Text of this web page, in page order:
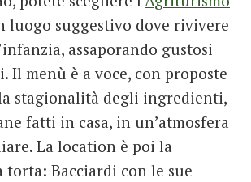
luogo suggestivo dove rivivere
assaporando gustosi
Il menù è a voce, con proposte
stagionalità degli ingredienti,
fatti in casa, in un’atmosfera
La location è poi la
Bacciardi con le sue